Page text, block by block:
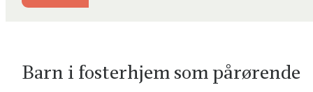
Barn i fosterhjem som pårørende